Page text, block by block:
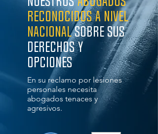
reconocidos a nivel
nacionalsobre sus
Derechos y
Opciones
En su reclamo por lesiones
personales necesita
abogados tenaces y
agresivos.